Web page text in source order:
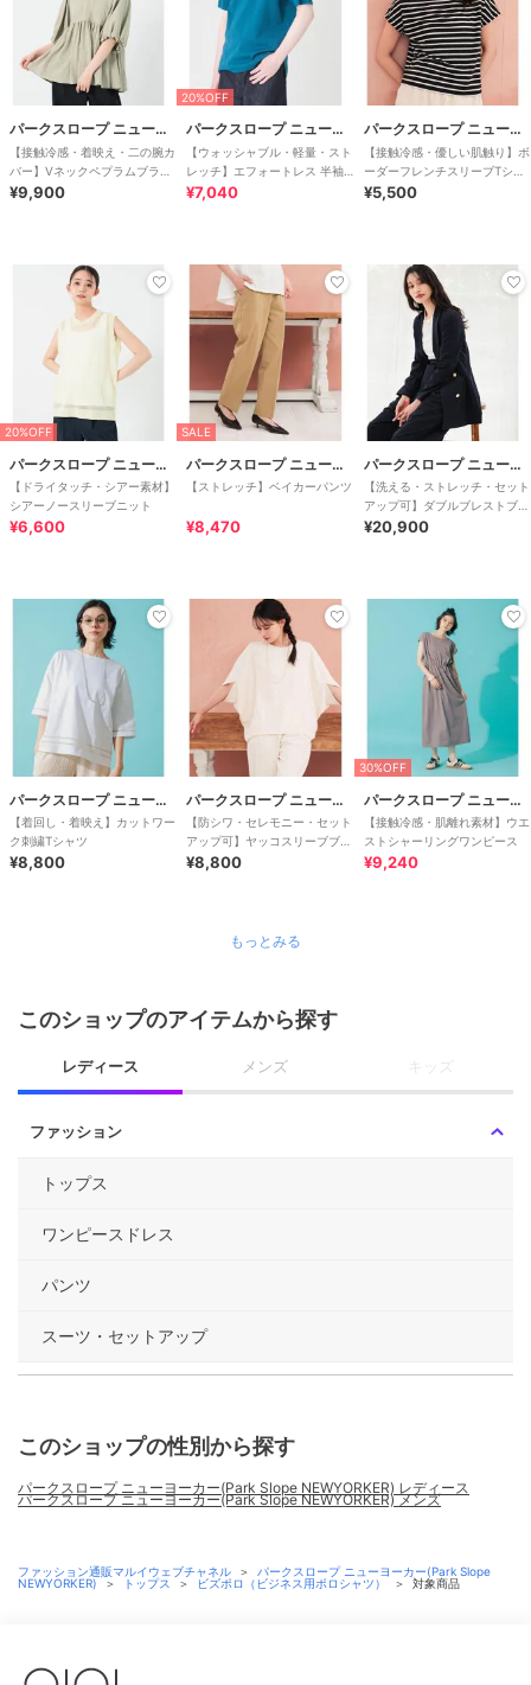
パークスロープ ニューヨーカー
【接触冷感・着映え・二の腕カ
バー】Vネックペプラムブラウ
ス
¥9,900
20%OFF
パークスロープ ニューヨーカー
【ウォッシャブル・軽量・スト
レッチ】エフォートレス 半袖
ニットポロシ
¥7,040
パークスロープ ニューヨーカー
【接触冷感・優しい肌触り】ボ
ーダーフレンチスリーブTシャ
ツ
¥5,500
20%OFF
パークスロープ ニューヨーカー
【ドライタッチ・シアー素材】
シアーノースリーブニット
¥6,600
SALE
パークスロープ ニューヨーカー
【ストレッチ】ベイカーパンツ
¥8,470
パークスロープ ニューヨーカー
【洗える・ストレッチ・セット
アップ可】ダブルブレストブレ
ザー
¥20,900
パークスロープ ニューヨーカー
【着回し・着映え】カットワー
ク刺繍Tシャツ
¥8,800
パークスロープ ニューヨーカー
【防シワ・セレモニー・セット
アップ可】ヤッコスリーブブラ
ウス
¥8,800
30%OFF
パークスロープ ニューヨーカー
【接触冷感・肌離れ素材】ウエ
ストシャーリングワンピース
¥9,240
もっとみる
このショップのアイテムから探す
レディース メンズ キッズ
ファッション
トップス
ワンピースドレス
パンツ
スーツ・セットアップ
このショップの性別から探す
パークスロープ ニューヨーカー(Park Slope NEWYORKER) レディース
パークスロープ ニューヨーカー(Park Slope NEWYORKER) メンズ
ファッション通販マルイウェブチャネル ＞
パークスロープ ニューヨーカー(Park Slope
NEWYORKER) ＞ トップス ＞ ビズポロ（ビジネス用ポロシャツ） ＞ 対象商品